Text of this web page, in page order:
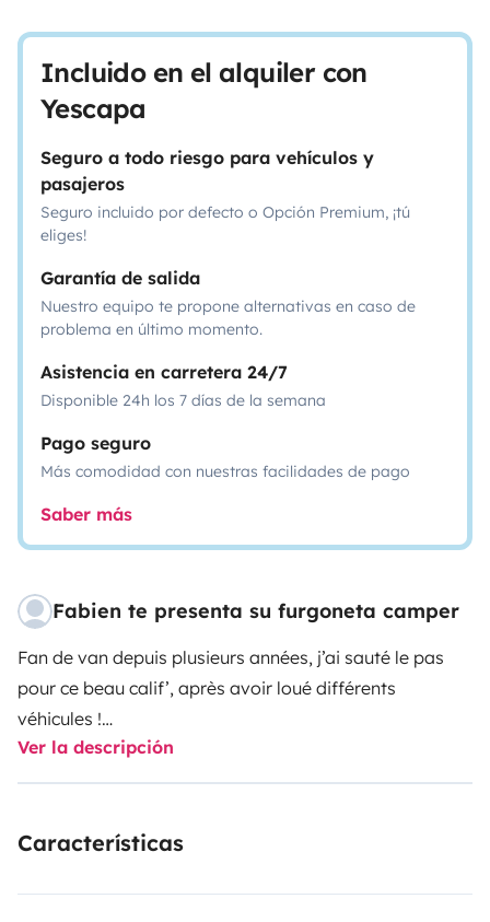
Incluido en el alquiler con
Yescapa
Seguro a todo riesgo para vehículos y
pasajeros
Seguro incluido por defecto o Opción Premium, ¡tú
eliges!
Garantía de salida
Nuestro equipo te propone alternativas en caso de
problema en último momento.
Asistencia en carretera 24/7
Disponible 24h los 7 días de la semana
Pago seguro
Más comodidad con nuestras facilidades de pago
Saber más
Fabien te presenta su furgoneta camper
Fan de van depuis plusieurs années, j’ai sauté le pas
pour ce beau calif’, après avoir loué différents
véhicules !
Le VW T6.1 California est le van aménagé 4 places haut
de gamme de chez Volkswagen : il intègre de sérieune
qu’untoit relevablepermettant le couchage de jusqu’à
Ver la descripción
Características